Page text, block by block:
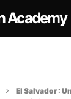
Academy
El Salvador :